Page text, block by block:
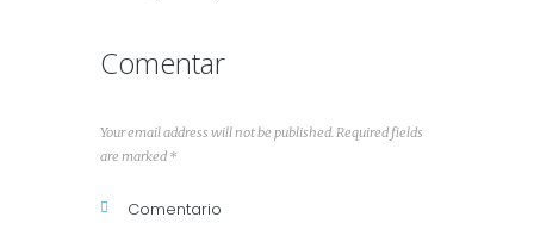
Comentar
Your email address will not be published. Required fields
are marked *